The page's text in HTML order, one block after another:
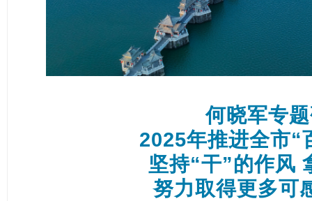
何晓军专
2025年推进全市“
坚持“干”的作风
努力取得更多可